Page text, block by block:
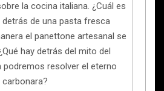
la cocina italiana. ¿Cuál es
de una pasta fresca
el panettone artesanal se
hay detrás del mito del
podremos resolver el eterno
carbonara?